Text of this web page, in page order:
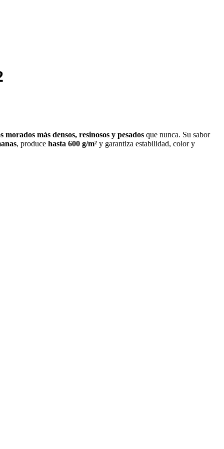
morados más densos, resinosos y pesados que nunca. Su sabor
, produce hasta 600 g/m² y garantiza estabilidad, color y